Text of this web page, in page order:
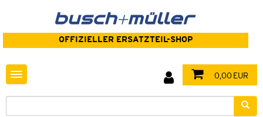
OFFIZIELLER ERSATZTEIL-SHOP
Toggle navigation 0,00 EUR